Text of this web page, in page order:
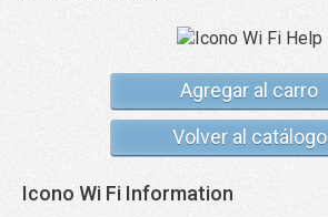
Agregar al carro
Volver al catálogo
Icono Wi Fi Information